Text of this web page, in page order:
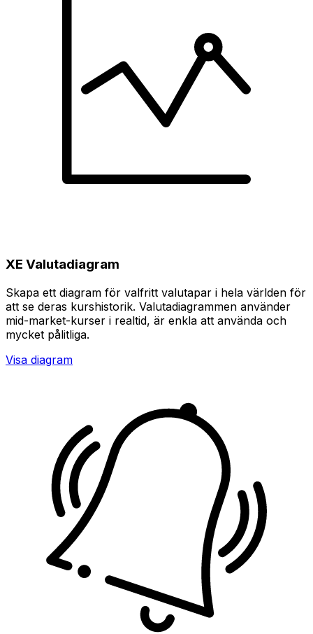
XE Valutadiagram
Skapa ett diagram för valfritt valutapar i hela världen för
att se deras kurshistorik. Valutadiagrammen använder
mid-market-kurser i realtid, är enkla att använda och
mycket pålitliga.
Visa diagram